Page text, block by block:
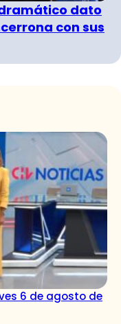
dato
con sus
6 de agosto de